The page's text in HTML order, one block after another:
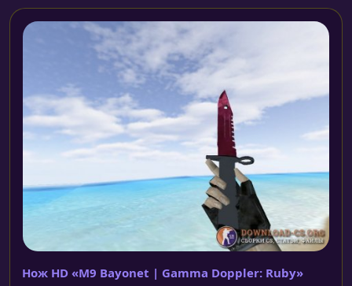
Нож HD «M9 Bayonet | Gamma Doppler: Ruby»